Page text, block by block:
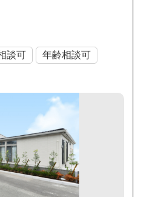
談可
年齢相談可